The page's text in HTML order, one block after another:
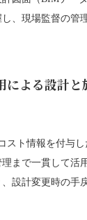
、現場監督の管
よる設計と
スト情報を付与
まで一貫して活
設計変更時の手